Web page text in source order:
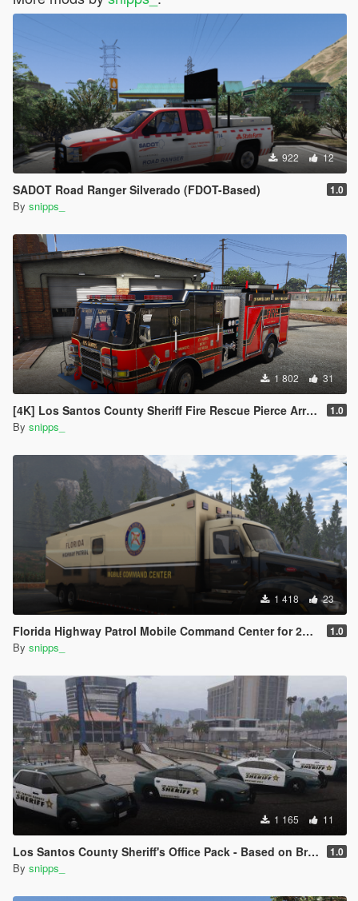
922 12
SADOT Road Ranger Silverado (FDOT-Based) 1.0
By snipps_
1 802 31
[4K] Los Santos County Sheriff Fire Rescue Pierce Arrow (Broward Sheriff) 1.0
By snipps_
1 418 23
Florida Highway Patrol Mobile Command Center for 2015 Peterbilt 579 1.0
By snipps_
1 165 11
Los Santos County Sheriff's Office Pack - Based on Broward County 1.0
By snipps_